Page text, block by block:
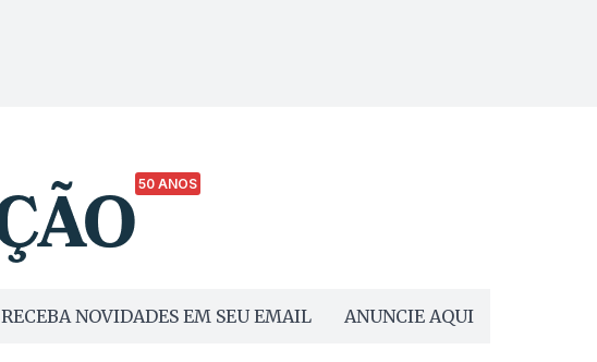
50 ANOS
RECEBA NOVIDADES EM SEU EMAIL ANUNCIE AQUI